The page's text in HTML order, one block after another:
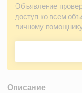
Объявление
доступ ко всем
личному
Описание